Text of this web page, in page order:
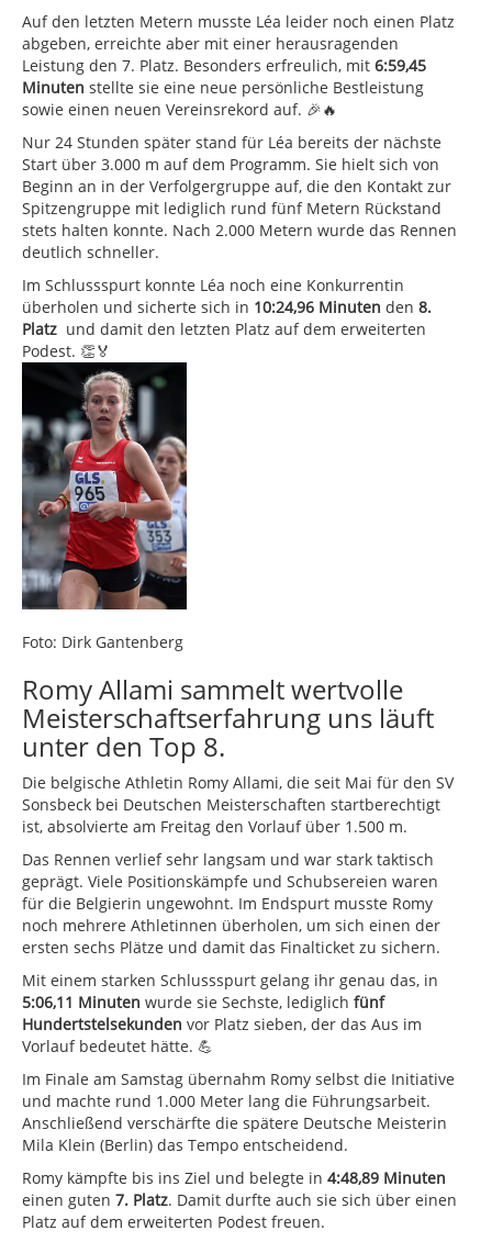
Auf den letzten Metern musste Léa leider noch einen Platz
abgeben, erreichte aber mit einer herausragenden
Leistung den 7. Platz. Besonders erfreulich, mit 6:59,45
Minuten stellte sie eine neue persönliche Bestleistung
sowie einen neuen Vereinsrekord auf. 🎉🔥
Nur 24 Stunden später stand für Léa bereits der nächste
Start über 3.000 m auf dem Programm. Sie hielt sich von
Beginn an in der Verfolgergruppe auf, die den Kontakt zur
Spitzengruppe mit lediglich rund fünf Metern Rückstand
stets halten konnte. Nach 2.000 Metern wurde das Rennen
deutlich schneller.
Im Schlussspurt konnte Léa noch eine Konkurrentin
überholen und sicherte sich in 10:24,96 Minuten den 8.
Platz und damit den letzten Platz auf dem erweiterten
Podest. 👏🏅
Foto: Dirk Gantenberg
Romy Allami sammelt wertvolle
Meisterschaftserfahrung uns läuft
unter den Top 8.
Die belgische Athletin Romy Allami, die seit Mai für den SV
Sonsbeck bei Deutschen Meisterschaften startberechtigt
ist, absolvierte am Freitag den Vorlauf über 1.500 m.
Das Rennen verlief sehr langsam und war stark taktisch
geprägt. Viele Positionskämpfe und Schubsereien waren
für die Belgierin ungewohnt. Im Endspurt musste Romy
noch mehrere Athletinnen überholen, um sich einen der
ersten sechs Plätze und damit das Finalticket zu sichern.
Mit einem starken Schlussspurt gelang ihr genau das, in
5:06,11 Minuten wurde sie Sechste, lediglich fünf
Hundertstelsekunden vor Platz sieben, der das Aus im
Vorlauf bedeutet hätte. 💪
Im Finale am Samstag übernahm Romy selbst die Initiative
und machte rund 1.000 Meter lang die Führungsarbeit.
Anschließend verschärfte die spätere Deutsche Meisterin
Mila Klein (Berlin) das Tempo entscheidend.
Romy kämpfte bis ins Ziel und belegte in 4:48,89 Minuten
einen guten 7. Platz. Damit durfte auch sie sich über einen
Platz auf dem erweiterten Podest freuen.